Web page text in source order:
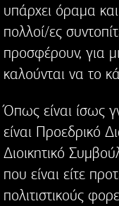
υπάρχει όραμα
πολλοί/ες
προσφέρουν, για
καλούνται να το
Όπως είναι ίσως
είναι Προεδρικό
Διοικητικό
που είναι είτε
πολιτιστικούς